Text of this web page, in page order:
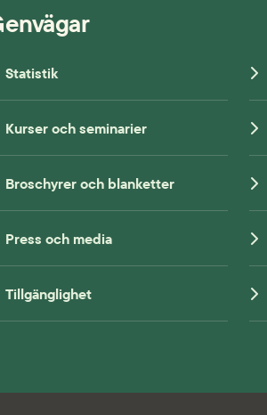
Statistik
Kurser och seminarier
Broschyrer och blanketter
Press och media
Tillgänglighet